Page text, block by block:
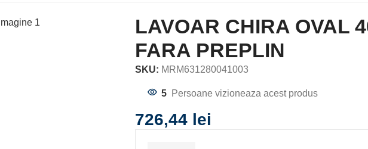
LAVOAR CHIRA OVAL
FARA PREPLIN
SKU: MRM631280041003
5 Persoane vizioneaza acest produs
726,44 lei